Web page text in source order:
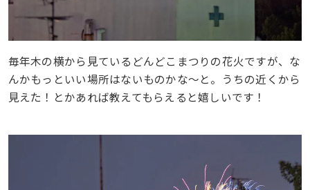
毎年木の横から見ているどんどこまつりの花火ですが、な
んかもっといい場所はないものかな〜と。うちの近くから
見えた！とかあれば教えてもらえると嬉しいです！